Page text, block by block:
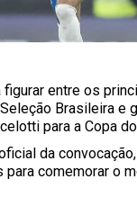
figurar entre os
Brasileira e
para a Copa
da
comemorar o